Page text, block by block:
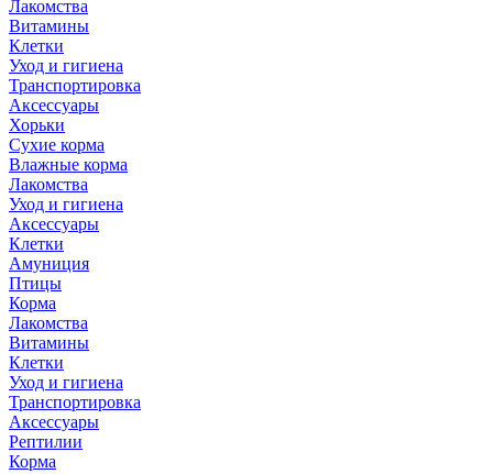
Лакомства
Витамины
Клетки
Уход и гигиена
Транспортировка
Аксессуары
Хорьки
Сухие корма
Влажные корма
Лакомства
Уход и гигиена
Аксессуары
Клетки
Амуниция
Птицы
Корма
Лакомства
Витамины
Клетки
Уход и гигиена
Транспортировка
Аксессуары
Рептилии
Корма